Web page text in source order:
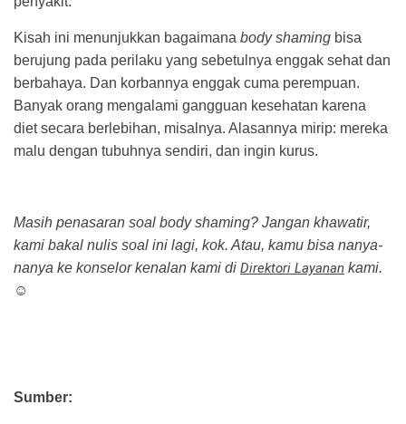
Kisah ini menunjukkan bagaimana body shaming bisa
berujung pada perilaku yang sebetulnya enggak sehat dan
berbahaya. Dan korbannya enggak cuma perempuan.
Banyak orang mengalami gangguan kesehatan karena
diet secara berlebihan, misalnya. Alasannya mirip: mereka
malu dengan tubuhnya sendiri, dan ingin kurus.
Masih penasaran soal body shaming? Jangan khawatir,
kami bakal nulis soal ini lagi, kok. Atau, kamu bisa nanya-
nanya ke konselor kenalan kami di Direktori Layanan kami.
☺
Sumber: